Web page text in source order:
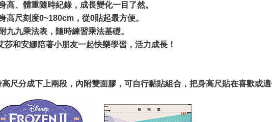
高、體重隨時紀錄，成長變化一目了然。
高尺刻度0~180cm，從0貼起最方便。
九九乘法表，隨時練習乘法基礎。
莎和安娜陪著小朋友一起快樂學習，活力成長！
尺分成下上兩段，內附雙面膠，可自行黏貼組合，把身高尺貼在喜歡或適